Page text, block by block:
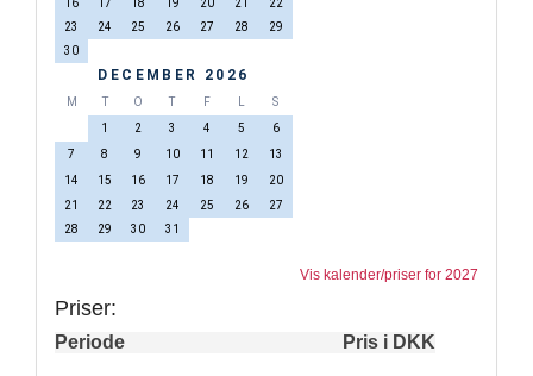
16 17 18 19 20 21
22
23
24 25 26 27 28
29
30
DECEMBER 2026
M T O T F L
S
1
2 3 4 5
6
7
8 9 10 11 12
13
14
15 16 17 18 19
20
21
22 23 24 25 26
27
28
29 30 31
Vis kalender/priser for 2027
Priser:
Periode Pris i DKK